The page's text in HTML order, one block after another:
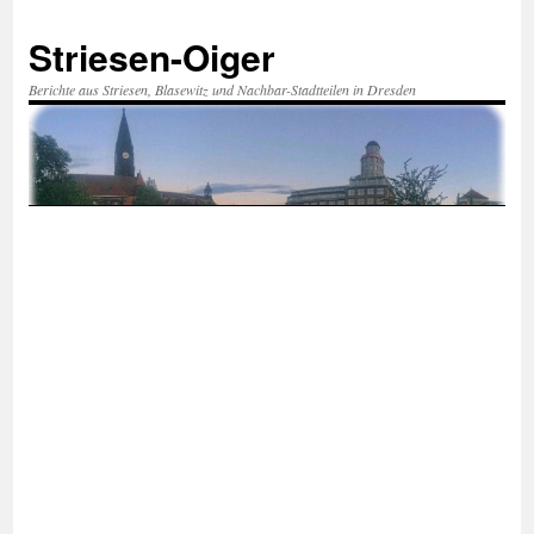
springen
Striesen-Oiger
Berichte aus Striesen, Blasewitz und Nachbar-Stadtteilen in Dresden